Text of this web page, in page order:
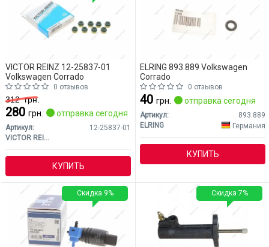
VICTOR REINZ 12-25837-01
Volkswagen Corrado
0 отзывов
312грн.
280 грн. отправка сегодня
Артикул:
12-25837-01
VICTOR REINZ
КУПИТЬ
ELRING 893.889 Volkswagen
Corrado
0 отзывов
40 грн. отправка сегодня
Артикул:
893.889
ELRING
Германия
КУПИТЬ
Скидка 9% Скидка 7%